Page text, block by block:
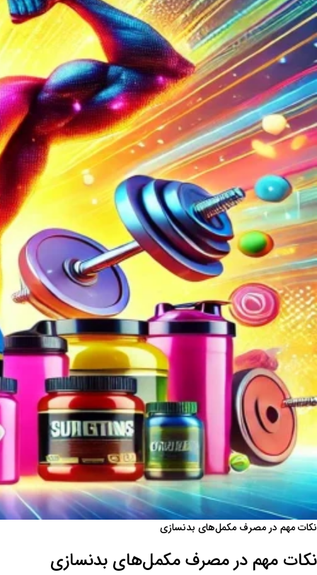
نکات مهم در مصرف مکمل‌های بدنسازی
نکات مهم در مصرف مکمل‌های بدنسازی